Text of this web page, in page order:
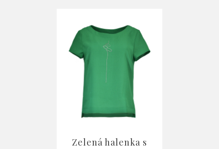
Zelená halenka s